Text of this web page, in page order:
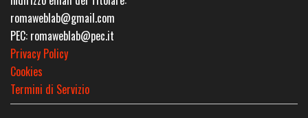
romaweblab@gmail.com
PEC: romaweblab@pec.it
Privacy Policy
Cookies
Termini di Servizio